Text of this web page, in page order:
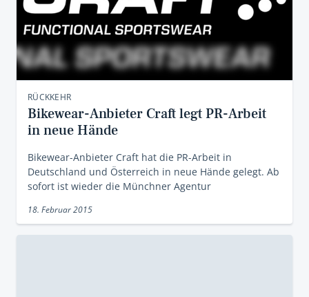
RÜCKKEHR
Bikewear-Anbieter Craft legt PR-Arbeit
in neue Hände
Bikewear-Anbieter Craft hat die PR-Arbeit in
Deutschland und Österreich in neue Hände gelegt. Ab
sofort ist wieder die Münchner Agentur
18. Februar 2015